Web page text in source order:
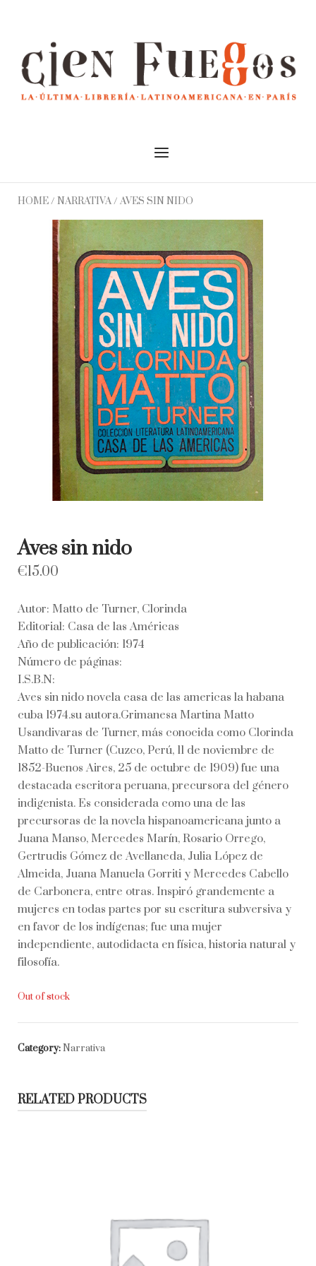
Menu
HOME/ NARRATIVA/ AVES SIN NIDO
Aves sin nido
€15.00
Autor: Matto de Turner, Clorinda
Editorial: Casa de las Américas
Año de publicación: 1974
Número de páginas:
I.S.B.N:
Aves sin nido novela casa de las americas la habana
cuba 1974.su autora.Grimanesa Martina Matto
Usandivaras de Turner, más conocida como Clorinda
Matto de Turner (Cuzco, Perú, 11 de noviembre de
1852-Buenos Aires, 25 de octubre de 1909) fue una
destacada escritora peruana, precursora del género
indigenista. Es considerada como una de las
precursoras de la novela hispanoamericana junto a
Juana Manso, Mercedes Marín, Rosario Orrego,
Gertrudis Gómez de Avellaneda, Julia López de
Almeida, Juana Manuela Gorriti y Mercedes Cabello
de Carbonera, entre otras.​ Inspiró grandemente a
mujeres en todas partes por su escritura subversiva y
en favor de los indígenas; fue una mujer
independiente, autodidacta en física, historia natural y
filosofía.
Out of stock
Category:Narrativa
RELATED PRODUCTS